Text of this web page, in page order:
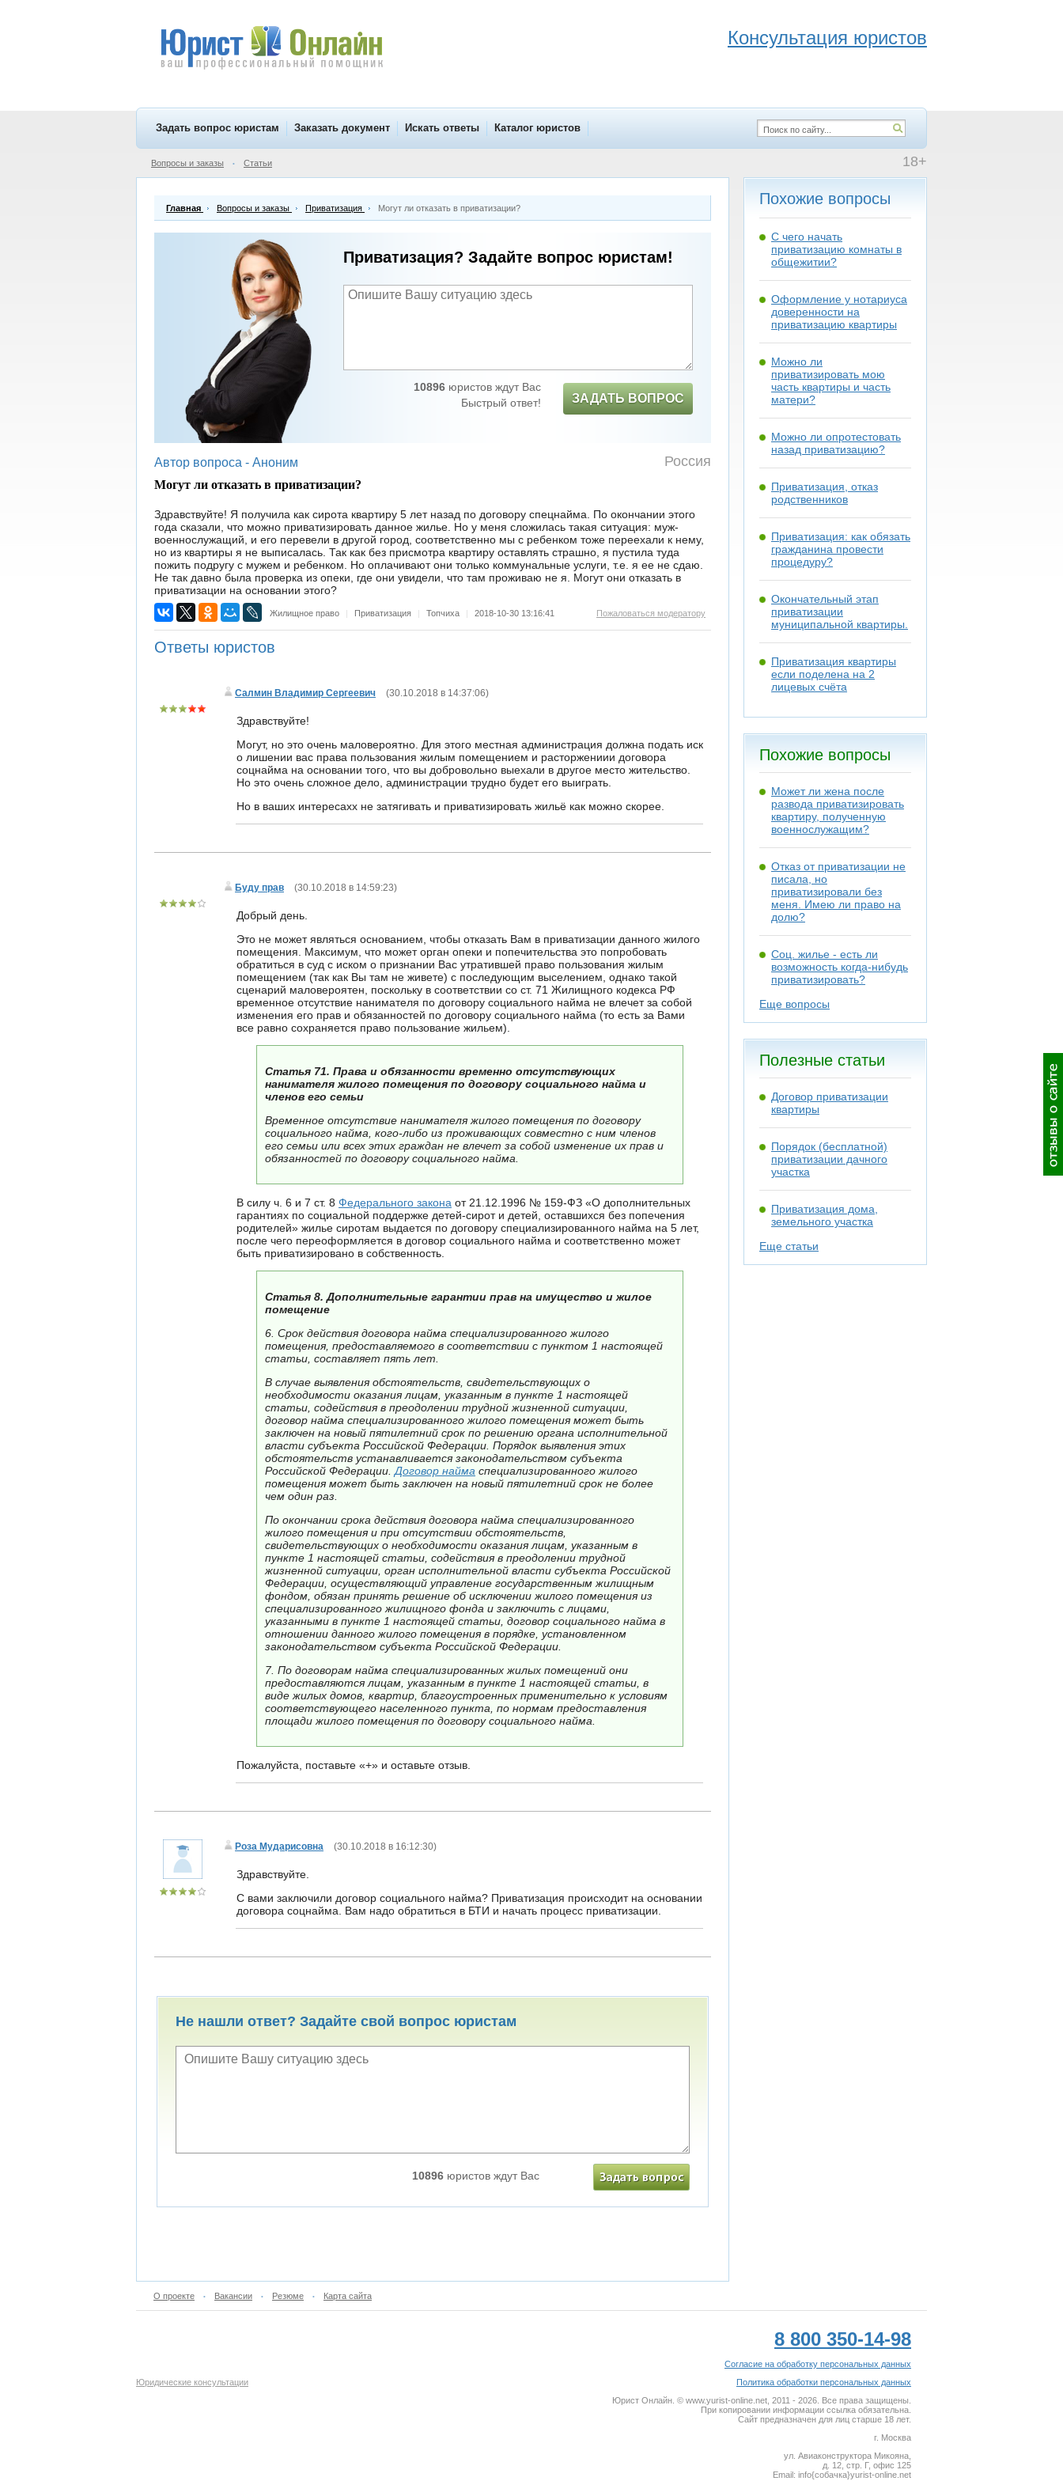
Консультация юристов
Задать вопрос юристам Заказать документ Искать ответы Каталог юристов
18+
Вопросы и заказы • Статьи
Главная Вопросы и заказы Приватизация Могут ли отказать в приватизации?
Приватизация? Задайте вопрос юристам!
10896юристов ждут Вас
Быстрый ответ!
ЗАДАТЬ ВОПРОС
Автор вопроса - Аноним Россия
Могут ли отказать в приватизации?
Здравствуйте! Я получила как сирота квартиру 5 лет назад по договору спецнайма. По окончании этого
года сказали, что можно приватизировать данное жилье. Но у меня сложилась такая ситуация: муж-
военнослужащий, и его перевели в другой город, соответственно мы с ребенком тоже переехали к нему,
но из квартиры я не выписалась. Так как без присмотра квартиру оставлять страшно, я пустила туда
пожить подругу с мужем и ребенком. Но оплачивают они только коммунальные услуги, т.е. я ее не сдаю.
Не так давно была проверка из опеки, где они увидели, что там проживаю не я. Могут они отказать в
приватизации на основании этого?
Жилищное право | Приватизация | Топчиха | 2018-10-30 13:16:41 Пожаловаться модератору
Ответы юристов
Салмин Владимир Сергеевич (30.10.2018 в 14:37:06)
Здравствуйте!
Могут, но это очень маловероятно. Для этого местная администрация должна подать иск
о лишении вас права пользования жилым помещением и расторжениии договора
соцнайма на основании того, что вы добровольно выехали в другое место жительство.
Но это очень сложное дело, администрации трудно будет его выиграть.
Но в ваших интересахх не затягивать и приватизировать жильё как можно скорее.
Буду прав (30.10.2018 в 14:59:23)
Добрый день.
Это не может являться основанием, чтобы отказать Вам в приватизации данного жилого
помещения. Максимум, что может орган опеки и попечительства это попробовать
обратиться в суд с иском о признании Вас утратившей право пользования жилым
помещением (так как Вы там не живете) с последующим выселением, однако такой
сценарий маловероятен, поскольку в соответствии со ст. 71 Жилищного кодекса РФ
временное отсутствие нанимателя по договору социального найма не влечет за собой
изменения его прав и обязанностей по договору социального найма (то есть за Вами
все равно сохраняется право пользование жильем).
Статья 71. Права и обязанности временно отсутствующих
нанимателя жилого помещения по договору социального найма и
членов его семьи
Временное отсутствие нанимателя жилого помещения по договору
социального найма, кого-либо из проживающих совместно с ним членов
его семьи или всех этих граждан не влечет за собой изменение их прав и
обязанностей по договору социального найма.
В силу ч. 6 и 7 ст. 8 Федерального закона от 21.12.1996 № 159-ФЗ «О дополнительных
гарантиях по социальной поддержке детей-сирот и детей, оставшихся без попечения
родителей» жилье сиротам выдается по договору специализированного найма на 5 лет,
после чего переоформляется в договор социального найма и соответственно может
быть приватизировано в собственность.
Статья 8. Дополнительные гарантии прав на имущество и жилое
помещение
6. Срок действия договора найма специализированного жилого
помещения, предоставляемого в соответствии с пунктом 1 настоящей
статьи, составляет пять лет.
В случае выявления обстоятельств, свидетельствующих о
необходимости оказания лицам, указанным в пункте 1 настоящей
статьи, содействия в преодолении трудной жизненной ситуации,
договор найма специализированного жилого помещения может быть
заключен на новый пятилетний срок по решению органа исполнительной
власти субъекта Российской Федерации. Порядок выявления этих
обстоятельств устанавливается законодательством субъекта
Российской Федерации. Договор найма специализированного жилого
помещения может быть заключен на новый пятилетний срок не более
чем один раз.
По окончании срока действия договора найма специализированного
жилого помещения и при отсутствии обстоятельств,
свидетельствующих о необходимости оказания лицам, указанным в
пункте 1 настоящей статьи, содействия в преодолении трудной
жизненной ситуации, орган исполнительной власти субъекта Российской
Федерации, осуществляющий управление государственным жилищным
фондом, обязан принять решение об исключении жилого помещения из
специализированного жилищного фонда и заключить с лицами,
указанными в пункте 1 настоящей статьи, договор социального найма в
отношении данного жилого помещения в порядке, установленном
законодательством субъекта Российской Федерации.
7. По договорам найма специализированных жилых помещений они
предоставляются лицам, указанным в пункте 1 настоящей статьи, в
виде жилых домов, квартир, благоустроенных применительно к условиям
соответствующего населенного пункта, по нормам предоставления
площади жилого помещения по договору социального найма.
Пожалуйста, поставьте «+» и оставьте отзыв.
Роза Мударисовна (30.10.2018 в 16:12:30)
Здравствуйте.
С вами заключили договор социального найма? Приватизация происходит на основании
договора соцнайма. Вам надо обратиться в БТИ и начать процесс приватизации.
Не нашли ответ? Задайте свой вопрос юристам
10896 юристов ждут Вас
Похожие вопросы
С чего начать
приватизацию комнаты в
общежитии?
Оформление у нотариуса
доверенности на
приватизацию квартиры
Можно ли
приватизировать мою
часть квартиры и часть
матери?
Можно ли опротестовать
назад приватизацию?
Приватизация, отказ
родственников
Приватизация: как обязать
гражданина провести
процедуру?
Окончательный этап
приватизации
муниципальной квартиры.
Приватизация квартиры
если поделена на 2
лицевых счёта
Похожие вопросы
Может ли жена после
развода приватизировать
квартиру, полученную
военнослужащим?
Отказ от приватизации не
писала, но
приватизировали без
меня. Имею ли право на
долю?
Соц. жилье - есть ли
возможность когда-нибудь
приватизировать?
Еще вопросы
Полезные статьи
Договор приватизации
квартиры
Порядок (бесплатной)
приватизации дачного
участка
Приватизация дома,
земельного участка
Еще статьи
О проекте • Вакансии • Резюме • Карта сайта
Юридические консультации
8 800 350-14-98
Согласие на обработку персональных данных
Политика обработки персональных данных
Юрист Онлайн. © www.yurist-online.net, 2011 - 2026. Все права защищены.
При копировании информации ссылка обязательна.
Сайт предназначен для лиц старше 18 лет.
г. Москва
ул. Авиаконструктора Микояна,
д. 12, стр. Г, офис 125
Email: info{собaчкa}yurist-online.net